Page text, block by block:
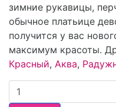
зимние рукавицы,
обычное платьице
получится у вас
максимум красоты.
Красный, Аква,